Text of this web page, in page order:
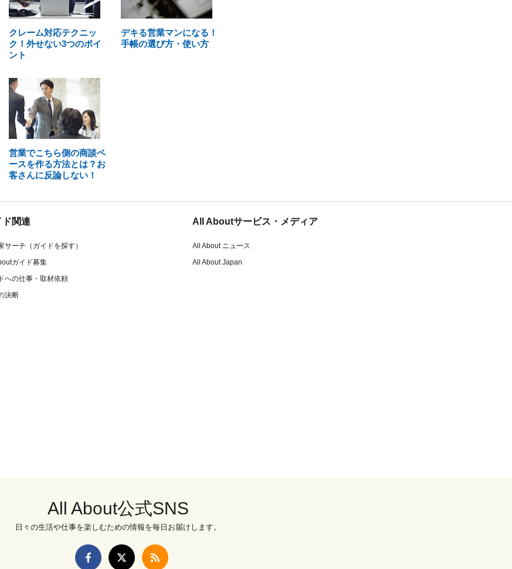
クレーム対応テクニッ
ク！外せない3つのポイ
ント
デキる営業マンになる！
手帳の選び方・使い方
営業でこちら側の商談ペ
ースを作る方法とは？お
客さんに反論しない！
ド関連
サーチ（ガイドを探す）
ガイド募集
への仕事・取材依頼
決断
All Aboutサービス・メディア
All About ニュース
All About Japan
All About公式SNS
日々の生活や仕事を楽しむための情報を毎日お届けします。